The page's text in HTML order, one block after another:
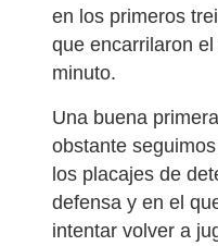
en los primeros
que encarrilaron
minuto.
Una buena
obstante
los placajes de
defensa y en el
intentar volver a